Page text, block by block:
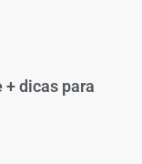
+ dicas para